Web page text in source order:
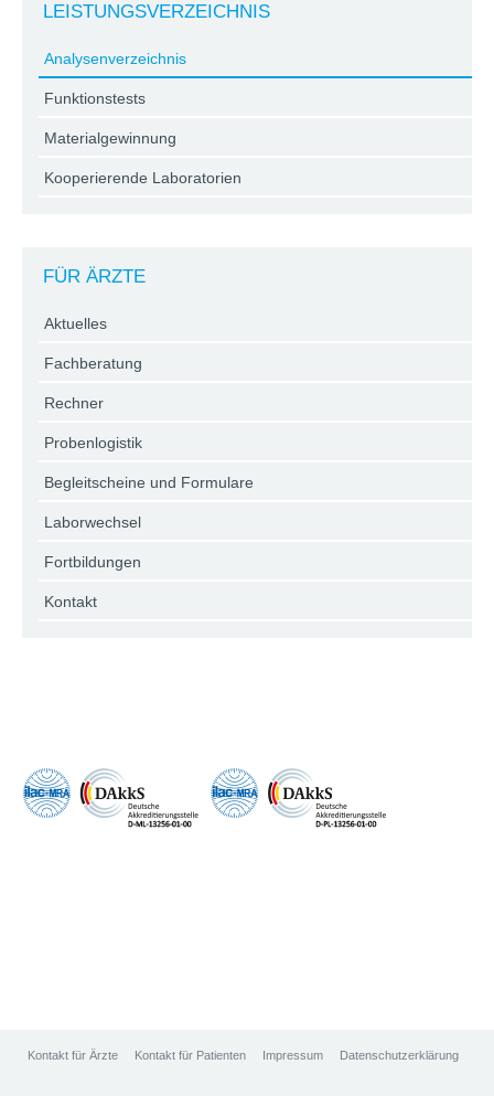
LEISTUNGSVERZEICHNIS
Analysenverzeichnis
Funktionstests
Materialgewinnung
Kooperierende Laboratorien
FÜR ÄRZTE
Aktuelles
Fachberatung
Rechner
Probenlogistik
Begleitscheine und Formulare
Laborwechsel
Fortbildungen
Kontakt
Kontakt für Ärzte Kontakt für Patienten Impressum Datenschutzerklärung